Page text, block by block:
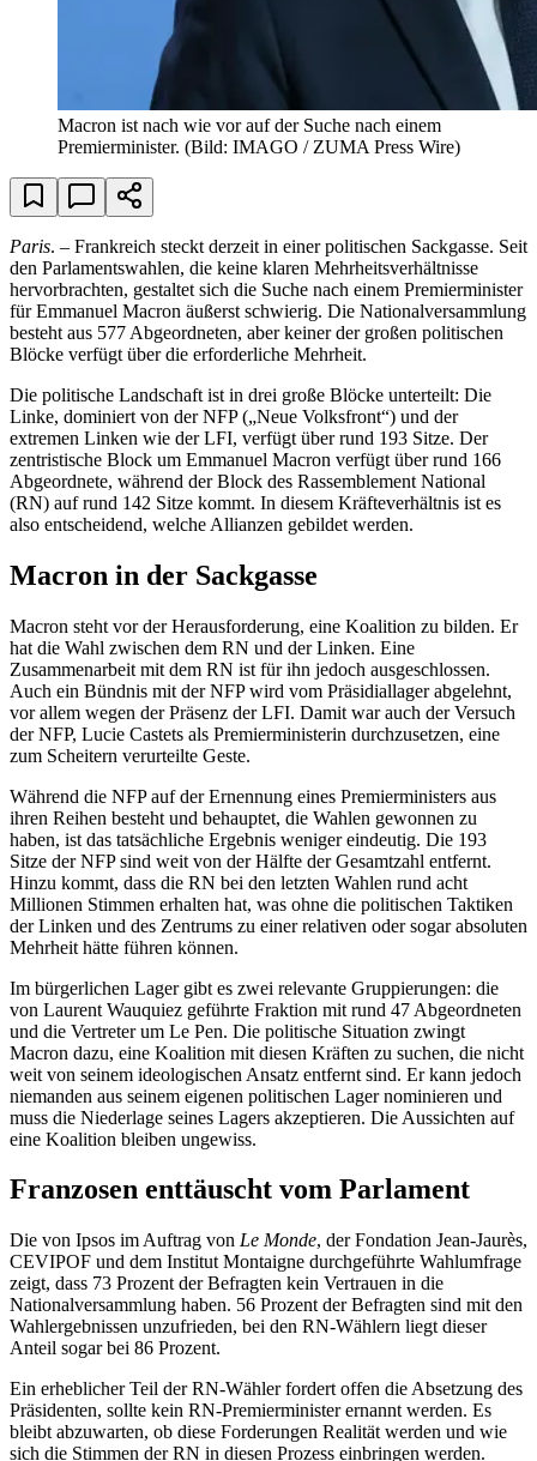
Macron ist nach wie vor auf der Suche nach einem
Premierminister. (Bild: IMAGO / ZUMA Press Wire)
Paris. – Frankreich steckt derzeit in einer politischen Sackgasse. Seit
den Parlamentswahlen, die keine klaren Mehrheitsverhältnisse
hervorbrachten, gestaltet sich die Suche nach einem Premierminister
für Emmanuel Macron äußerst schwierig. Die Nationalversammlung
besteht aus 577 Abgeordneten, aber keiner der großen politischen
Blöcke verfügt über die erforderliche Mehrheit.
Die politische Landschaft ist in drei große Blöcke unterteilt: Die
Linke, dominiert von der NFP („Neue Volksfront“) und der
extremen Linken wie der LFI, verfügt über rund 193 Sitze. Der
zentristische Block um Emmanuel Macron verfügt über rund 166
Abgeordnete, während der Block des Rassemblement National
(RN) auf rund 142 Sitze kommt. In diesem Kräfteverhältnis ist es
also entscheidend, welche Allianzen gebildet werden.
Macron in der Sackgasse
Macron steht vor der Herausforderung, eine Koalition zu bilden. Er
hat die Wahl zwischen dem RN und der Linken. Eine
Zusammenarbeit mit dem RN ist für ihn jedoch ausgeschlossen.
Auch ein Bündnis mit der NFP wird vom Präsidiallager abgelehnt,
vor allem wegen der Präsenz der LFI. Damit war auch der Versuch
der NFP, Lucie Castets als Premierministerin durchzusetzen, eine
zum Scheitern verurteilte Geste.
Während die NFP auf der Ernennung eines Premierministers aus
ihren Reihen besteht und behauptet, die Wahlen gewonnen zu
haben, ist das tatsächliche Ergebnis weniger eindeutig. Die 193
Sitze der NFP sind weit von der Hälfte der Gesamtzahl entfernt.
Hinzu kommt, dass die RN bei den letzten Wahlen rund acht
Millionen Stimmen erhalten hat, was ohne die politischen Taktiken
der Linken und des Zentrums zu einer relativen oder sogar absoluten
Mehrheit hätte führen können.
Im bürgerlichen Lager gibt es zwei relevante Gruppierungen: die
von Laurent Wauquiez geführte Fraktion mit rund 47 Abgeordneten
und die Vertreter um Le Pen. Die politische Situation zwingt
Macron dazu, eine Koalition mit diesen Kräften zu suchen, die nicht
weit von seinem ideologischen Ansatz entfernt sind. Er kann jedoch
niemanden aus seinem eigenen politischen Lager nominieren und
muss die Niederlage seines Lagers akzeptieren. Die Aussichten auf
eine Koalition bleiben ungewiss.
Franzosen enttäuscht vom Parlament
Die von Ipsos im Auftrag von Le Monde, der Fondation Jean-Jaurès,
CEVIPOF und dem Institut Montaigne durchgeführte Wahlumfrage
zeigt, dass 73 Prozent der Befragten kein Vertrauen in die
Nationalversammlung haben. 56 Prozent der Befragten sind mit den
Wahlergebnissen unzufrieden, bei den RN-Wählern liegt dieser
Anteil sogar bei 86 Prozent.
Ein erheblicher Teil der RN-Wähler fordert offen die Absetzung des
Präsidenten, sollte kein RN-Premierminister ernannt werden. Es
bleibt abzuwarten, ob diese Forderungen Realität werden und wie
sich die Stimmen der RN in diesen Prozess einbringen werden.